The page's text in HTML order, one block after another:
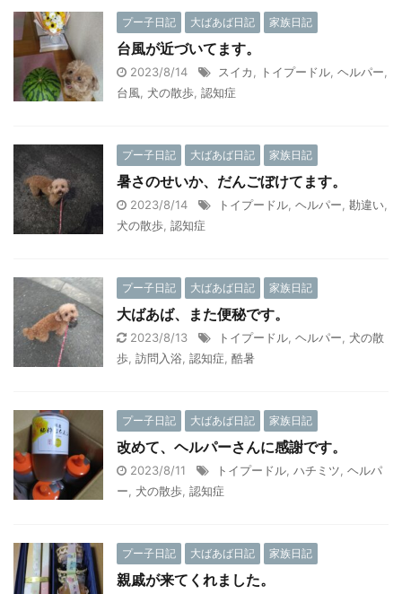
プー子日記 大ばあば日記 家族日記
台風が近づいてます。
2023/8/14 スイカ トイプードル ヘルパー
台風 犬の散歩 認知症
プー子日記 大ばあば日記 家族日記
暑さのせいか、だんごぼけてます。
2023/8/14 トイプードル ヘルパー 勘違い
犬の散歩 認知症
プー子日記 大ばあば日記 家族日記
大ばあば、また便秘です。
2023/8/13 トイプードル ヘルパー
犬の散
歩 訪問入浴 認知症 酷暑
プー子日記 大ばあば日記 家族日記
改めて、ヘルパーさんに感謝です。
2023/8/11 トイプードル ハチミツ ヘルパ
ー
犬の散歩 認知症
プー子日記 大ばあば日記 家族日記
親戚が来てくれました。